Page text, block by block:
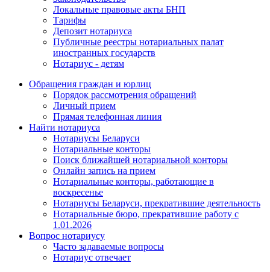
Локальные правовые акты БНП
Тарифы
Депозит нотариуса
Публичные реестры нотариальных палат
иностранных государств
Нотариус - детям
Обращения граждан и юрлиц
Порядок рассмотрения обращений
Личный прием
Прямая телефонная линия
Найти нотариуса
Нотариусы Беларуси
Нотариальные конторы
Поиск ближайшей нотариальной конторы
Онлайн запись на прием
Нотариальные конторы, работающие в
воскресенье
Нотариусы Беларуси, прекратившие деятельность
Нотариальные бюро, прекратившие работу с
1.01.2026
Вопрос нотариусу
Часто задаваемые вопросы
Нотариус отвечает